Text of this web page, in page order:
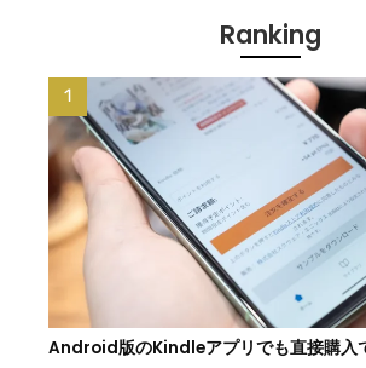
Ranking
Android版のKindleアプリでも直接購入